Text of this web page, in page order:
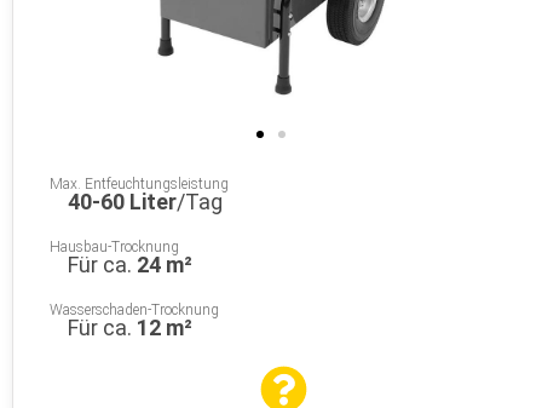
Max. Entfeuchtungsleistung
40-60 Liter/Tag
Hausbau-Trocknung
Für ca. 24 m²
Wasserschaden-Trocknung
Für ca. 12 m²